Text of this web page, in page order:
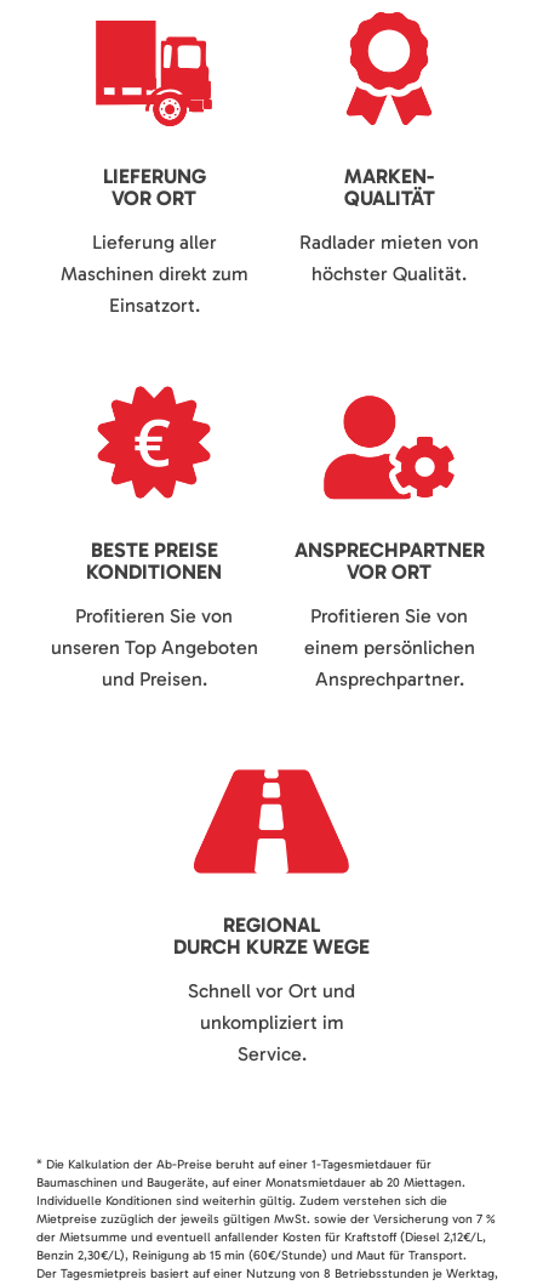
LIEFERUNG
VOR ORT
Lieferung aller
Maschinen direkt zum
Einsatzort.
MARKEN-
QUALITÄT
Radlader mieten von
höchster Qualität.
BESTE PREISE
KONDITIONEN
Profitieren Sie von
unseren Top Angeboten
und Preisen.
ANSPRECHPARTNER
VOR ORT
Profitieren Sie von
einem persönlichen
Ansprechpartner.
REGIONAL
DURCH KURZE WEGE
Schnell vor Ort und
unkompliziert im
Service.
* Die Kalkulation der Ab-Preise beruht auf einer 1-Tagesmietdauer für
Baumaschinen und Baugeräte, auf einer Monatsmietdauer ab 20 Miettagen.
Individuelle Konditionen sind weiterhin gültig. Zudem verstehen sich die
Mietpreise zuzüglich der jeweils gültigen MwSt. sowie der Versicherung von 7 %
der Mietsumme und eventuell anfallender Kosten für Kraftstoff (Diesel 2,12€/L,
Benzin 2,30€/L), Reinigung ab 15 min (60€/Stunde) und Maut für Transport.
Der Tagesmietpreis basiert auf einer Nutzung von 8 Betriebsstunden je Werktag,